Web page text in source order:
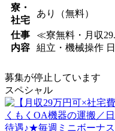
寮・
社宅
あり（無料）
仕事
内容
≪寮無料・月収
組立・機械操作
募集が停止しています
スペシャル